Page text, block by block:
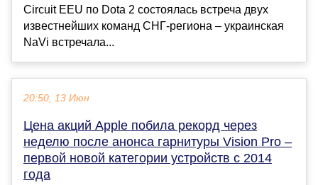
Circuit EEU по Dota 2 состоялась встреча двух
известнейших команд СНГ-региона – украинская
NaVi встречала...
20:50, 13 Июн
Цена акций Apple побила рекорд через
неделю после анонса гарнитуры Vision Pro –
первой новой категории устройств с 2014
года